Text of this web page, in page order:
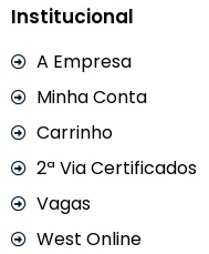
Institucional
A Empresa
Minha Conta
Carrinho
2ª Via Certificados
Vagas
West Online